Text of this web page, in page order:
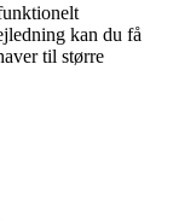
kan du få
til større